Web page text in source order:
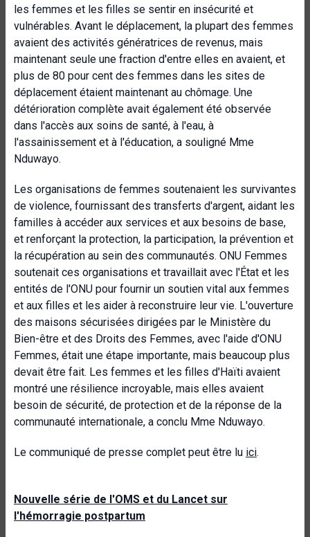
les femmes et les filles se sentir en insécurité et
vulnérables. Avant le déplacement, la plupart des femmes
avaient des activités génératrices de revenus, mais
maintenant seule une fraction d'entre elles en avaient, et
plus de 80 pour cent des femmes dans les sites de
déplacement étaient maintenant au chômage. Une
détérioration complète avait également été observée
dans l'accès aux soins de santé, à l'eau, à
l'assainissement et à l'éducation, a souligné Mme
Nduwayo.
Les organisations de femmes soutenaient les survivantes
de violence, fournissant des transferts d'argent, aidant les
familles à accéder aux services et aux besoins de base,
et renforçant la protection, la participation, la prévention et
la récupération au sein des communautés. ONU Femmes
soutenait ces organisations et travaillait avec l'État et les
entités de l'ONU pour fournir un soutien vital aux femmes
et aux filles et les aider à reconstruire leur vie. L'ouverture
des maisons sécurisées dirigées par le Ministère du
Bien-être et des Droits des Femmes, avec l'aide d'ONU
Femmes, était une étape importante, mais beaucoup plus
devait être fait. Les femmes et les filles d'Haïti avaient
montré une résilience incroyable, mais elles avaient
besoin de sécurité, de protection et de la réponse de la
communauté internationale, a conclu Mme Nduwayo.
Le communiqué de presse complet peut être lu ici.
Nouvelle série de l'OMS et du Lancet sur
l'hémorragie postpartum